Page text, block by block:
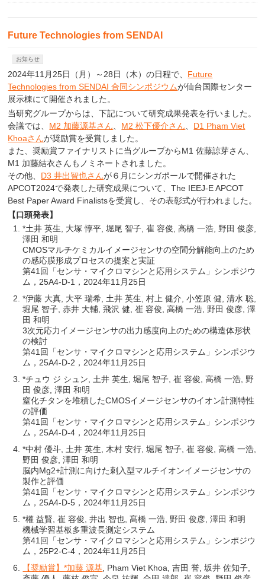
Future Technologies from SENDAI
お知らせ
2024年11月25日（月）～28日（木）の日程で、 Future
Technologies from SENDAI 合同シンポジウムが仙台国際センター
展示棟にて開催されました。
当研究グループからは、下記について研究成果発表を行いました。
会議では、 M2 加藤源基さん M2 松下優介さん
D1 Pham Viet
Khoaさんが奨励賞を受賞しました。
また、奨励賞ファイナリストに当グループからM1 佐藤諒芽さん、
M1 加藤結衣さんもノミネートされました。
その他、 D3 井出智也さんが６月にシンガポールで開催された
APCOT2024で発表した研究成果について、The IEEJ-E APCOT
Best Paper Award Finalistsを受賞し、その表彰式が行われました。
【口頭発表】
*土井 英生, 大塚 惇平, 堀尾 智子, 崔 容俊, 高橋 一浩, 野田 俊彦,
澤田 和明
CMOSマルチケミカルイメージセンサの空間分解能向上のため
の感応膜形成プロセスの提案と実証
第41回「センサ・マイクロマシンと応用システム」シンポジウ
ム，25A4-D-1，2024年11月25日
*伊藤 大真, 大平 瑞希, 土井 英生, 村上 健介, 小笠原 健, 清水 聡,
堀尾 智子, 赤井 大輔, 飛沢 健, 崔 容俊, 高橋 一浩, 野田 俊彦, 澤
田 和明
3次元応力イメージセンサの出力感度向上のための構造体形状
の検討
第41回「センサ・マイクロマシンと応用システム」シンポジウ
ム，25A4-D-2，2024年11月25日
*チュウ ジ シュン, 土井 英生, 堀尾 智子, 崔 容俊, 高橋 一浩, 野
田 俊彦, 澤田 和明
窒化チタンを堆積したCMOSイメージセンサのイオン計測特性
の評価
第41回「センサ・マイクロマシンと応用システム」シンポジウ
ム，25A4-D-4，2024年11月25日
*中村 優斗, 土井 英生, 木村 安行, 堀尾 智子, 崔 容俊, 高橋 一浩,
野田 俊彦, 澤田 和明
脳内Mg2+計測に向けた刺入型マルチイオンイメージセンサの
製作と評価
第41回「センサ・マイクロマシンと応用システム」シンポジウ
ム，25A4-D-5，2024年11月25日
*權 益賢, 崔 容俊, 井出 智也, 髙橋 一浩, 野田 俊彦, 澤田 和明
機械学習基板多重波長測定システム
第41回「センサ・マイクロマシンと応用システム」シンポジウ
ム，25P2-C-4，2024年11月25日
【奨励賞】*加藤 源基 , Pham Viet Khoa, 吉田 誉, 坂井 佐知子,